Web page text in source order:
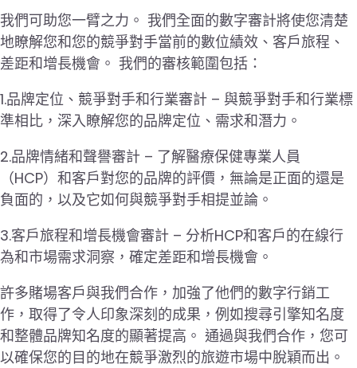
我們可助您一臂之力。 我們全面的數字審計將使您清楚
地瞭解您和您的競爭對手當前的數位績效、客戶旅程、
差距和增長機會。 我們的審核範圍包括：
1.品牌定位、競爭對手和行業審計 – 與競爭對手和行業標
準相比，深入瞭解您的品牌定位、需求和潛力。
2.品牌情緒和聲譽審計 – 了解醫療保健專業人員
（HCP）和客戶對您的品牌的評價，無論是正面的還是
負面的，以及它如何與競爭對手相提並論。
3.客戶旅程和增長機會審計 – 分析HCP和客戶的在線行
為和市場需求洞察，確定差距和增長機會。
許多賭場客戶與我們合作，加強了他們的數字行銷工
作，取得了令人印象深刻的成果，例如搜尋引擎知名度
和整體品牌知名度的顯著提高。 通過與我們合作，您可
以確保您的目的地在競爭激烈的旅遊市場中脫穎而出。